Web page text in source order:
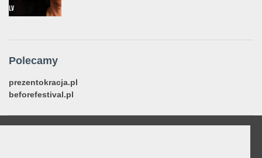
Polecamy
prezentokracja.pl
beforefestival.pl